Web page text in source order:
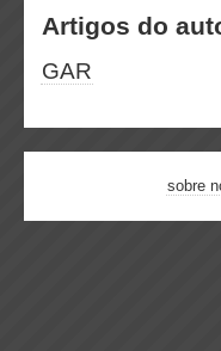
Artigos do
GAR
sobre